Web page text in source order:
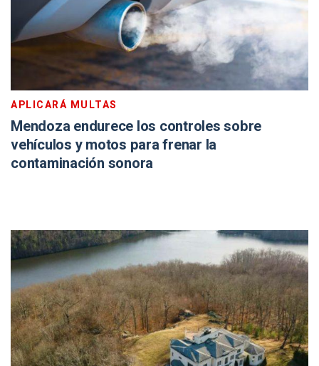
APLICARÁ MULTAS
Mendoza endurece los controles sobre
vehículos y motos para frenar la
contaminación sonora